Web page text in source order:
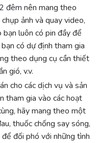
đêm nên mang theo
ảnh và quay video,
luôn có pin đầy để
có dự định tham gia
theo dụng cụ cần thiết
gió, v.v.
cho các dịch vụ và sản
tham gia vào các hoạt
hãy mang theo một
thuốc chống say sóng,
đối phó với những tình